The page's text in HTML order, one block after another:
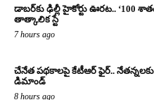
డాబర్‌కు ఢిల్లీ హైకోర్టు ఊరట.. ‘100
తాత్కాలిక స్టే
7 hours ago
చేనేత పథకాలపై కేటీఆర్ ఫైర్..
డిమాండ్
8 hours ago